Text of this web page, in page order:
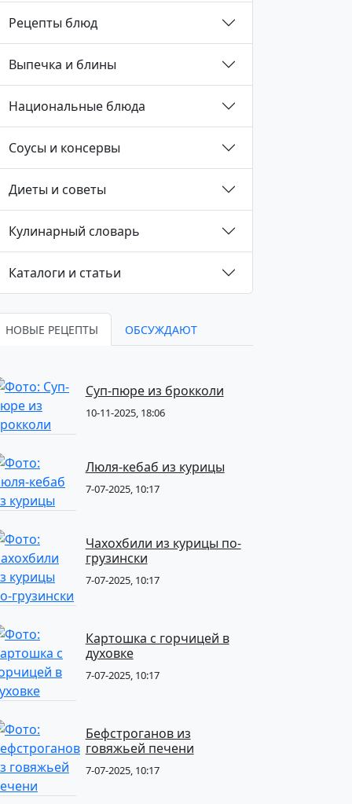
Рецепты блюд
Выпечка и блины
Национальные блюда
Соусы и консервы
Диеты и советы
Кулинарный словарь
Каталоги и статьи
НОВЫЕ РЕЦЕПТЫ ОБСУЖДАЮТ
Суп-пюре из брокколи
10-11-2025, 18:06
Люля-кебаб из курицы
7-07-2025, 10:17
Чахохбили из курицы по-
грузински
7-07-2025, 10:17
Картошка с горчицей в
духовке
7-07-2025, 10:17
Бефстроганов из
говяжьей печени
7-07-2025, 10:17